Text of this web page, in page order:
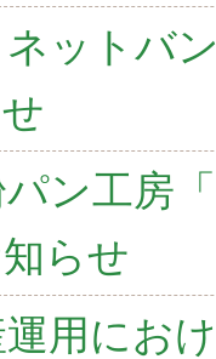
ネットバ
ン工房
らせ
運用にお